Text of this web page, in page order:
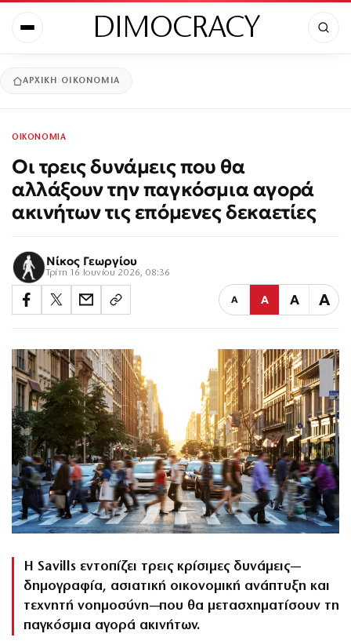
DIMOCRACY
ΑΡΧΙΚΉ ΟΙΚΟΝΟΜΙΑ
ΟΙΚΟΝΟΜΙΑ
Οι τρεις δυνάμεις που θα
αλλάξουν την παγκόσμια αγορά
ακινήτων τις επόμενες δεκαετίες
Νίκος Γεωργίου
Τρίτη 16 Ιουνίου 2026, 08:36
Α Α Α Α
Η Savills εντοπίζει τρεις κρίσιμες δυνάμεις—
δημογραφία, ασιατική οικονομική ανάπτυξη και
τεχνητή νοημοσύνη—που θα μετασχηματίσουν τη
παγκόσμια αγορά ακινήτων.